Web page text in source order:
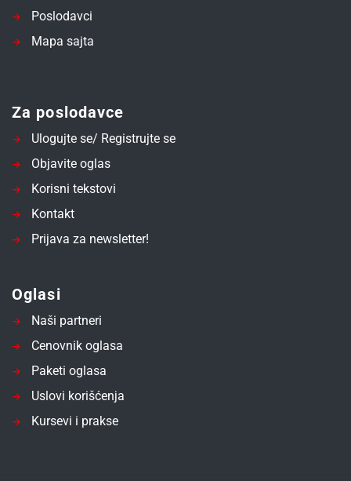
Poslodavci
Mapa sajta
Za poslodavce
Ulogujte se/ Registrujte se
Objavite oglas
Korisni tekstovi
Kontakt
Prijava za newsletter!
Oglasi
Naši partneri
Cenovnik oglasa
Paketi oglasa
Uslovi korišćenja
Kursevi i prakse